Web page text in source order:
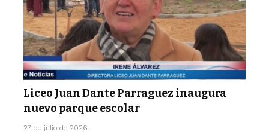
Liceo Juan Dante Parraguez inaugura
nuevo parque escolar
27 de julio de 2026